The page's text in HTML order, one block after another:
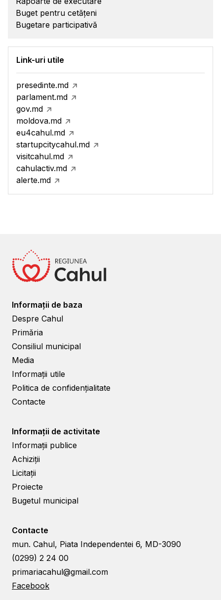
Buget pentru cetățeni
Bugetare participativă
Link-uri utile
presedinte.md
parlament.md
gov.md
moldova.md
eu4cahul.md
startupcitycahul.md
visitcahul.md
cahulactiv.md
alerte.md
Informații de baza
Despre Cahul
Primăria
Consiliul municipal
Media
Informații utile
Politica de confidențialitate
Contacte
Informații de activitate
Informații publice
Achiziții
Licitații
Proiecte
Bugetul municipal
Contacte
mun. Cahul, Piata Independentei 6, MD-3090
(0299) 2 24 00
primariacahul@gmail.com
Facebook